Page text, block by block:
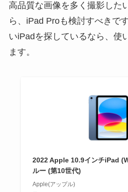
高品質な画像を多く撮影した
ら、iPad Proも検討すべきで
いiPadを探しているなら、使
ます。
2022 Apple 10.9インチiPad
ルー (第10世代)
Apple(アップル)